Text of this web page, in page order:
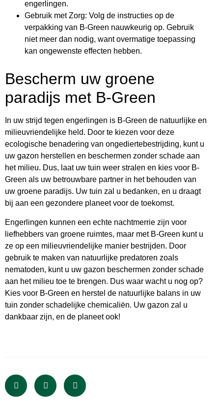
engerlingen.
Gebruik met Zorg: Volg de instructies op de
verpakking van B-Green nauwkeurig op. Gebruik
niet meer dan nodig, want overmatige toepassing
kan ongewenste effecten hebben.
Bescherm uw groene
paradijs met B-Green
In uw strijd tegen engerlingen is B-Green de natuurlijke en
milieuvriendelijke held. Door te kiezen voor deze
ecologische benadering van ongediertebestrijding, kunt u
uw gazon herstellen en beschermen zonder schade aan
het milieu. Dus, laat uw tuin weer stralen en kies voor B-
Green als uw betrouwbare partner in het behouden van
uw groene paradijs. Uw tuin zal u bedanken, en u draagt
bij aan een gezondere planeet voor de toekomst.
Engerlingen kunnen een echte nachtmerrie zijn voor
liefhebbers van groene ruimtes, maar met B-Green kunt u
ze op een milieuvriendelijke manier bestrijden. Door
gebruik te maken van natuurlijke predatoren zoals
nematoden, kunt u uw gazon beschermen zonder schade
aan het milieu toe te brengen. Dus waar wacht u nog op?
Kies voor B-Green en herstel de natuurlijke balans in uw
tuin zonder schadelijke chemicaliën. Uw gazon zal u
dankbaar zijn, en de planeet ook!